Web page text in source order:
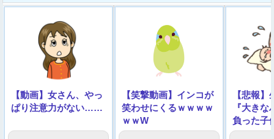
【動画】女さん、やっ
ぱり注意力がない……
【笑撃動画】インコが
笑わせにくるｗｗｗｗ
ｗｗW
【悲報
『大き
負った子
像】